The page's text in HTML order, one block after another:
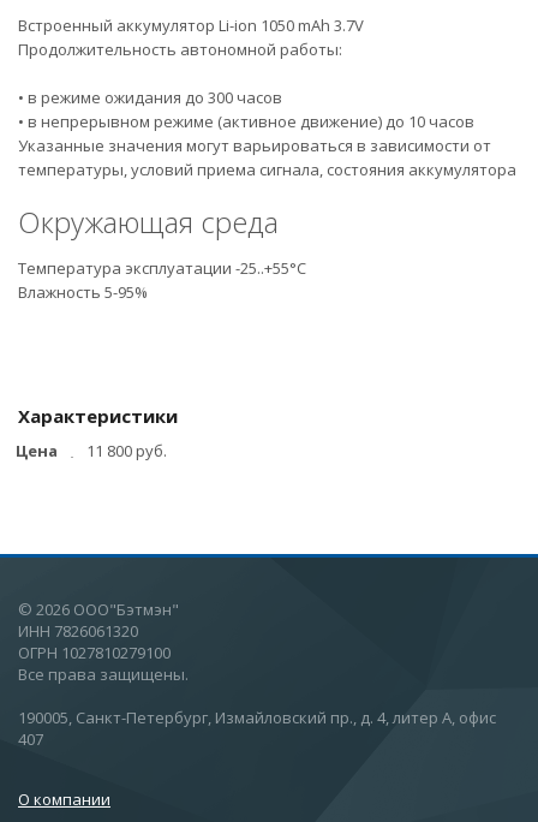
Встроенный аккумулятор Li-ion 1050 mAh 3.7V
Продолжительность автономной работы:
• в режиме ожидания до 300 часов
• в непрерывном режиме (активное движение) до 10 часов
Указанные значения могут варьироваться в зависимости от
температуры, условий приема сигнала, состояния аккумулятора
Окружающая среда
Температура эксплуатации -25..+55°С
Влажность 5-95%
Характеристики
Цена 11 800 руб.
© 2026 ООО"Бэтмэн"
ИНН 7826061320
ОГРН 1027810279100
Все права защищены.
190005, Санкт-Петербург, Измайловский пр., д. 4, литер А, офис
407
О компании